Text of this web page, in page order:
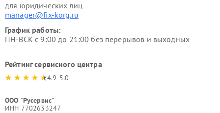
для юридических лиц
manager@fix-korg.ru
График работы:
ПН-ВСК с 9:00 до 21:00 без перерывов и выходных
Рейтинг сервисного центра
4.9-5.0
ООО "Русервис"
ИНН 7702633247